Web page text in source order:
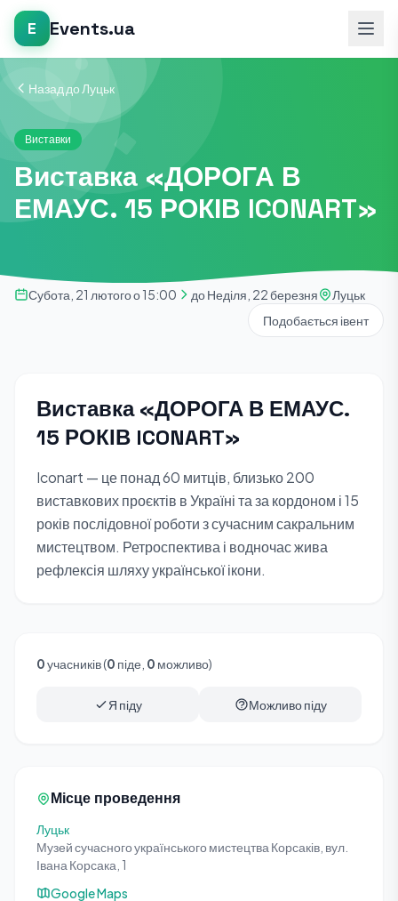
E Events.ua
Назад до Луцьк
Виставки
Виставка «ДОРОГА В
ЕМАУС. 15 РОКІВ ICONART»
Субота, 21 лютого о 15:00 до Неділя, 22 березня
Луцьк
Подобається івент
Виставка «ДОРОГА В ЕМАУС.
15 РОКІВ ICONART»
Iconart — це понад 60 митців, близько 200
виставкових проєктів в Україні та за кордоном і 15
років послідовної роботи з сучасним сакральним
мистецтвом. Ретроспектива і водночас жива
рефлексія шляху української ікони.
0учасників (0 піде, 0 можливо)
Я піду Можливо піду
Місце проведення
Луцьк
Музей сучасного українського мистецтва Корсаків, вул.
Івана Корсака, 1
Google Maps